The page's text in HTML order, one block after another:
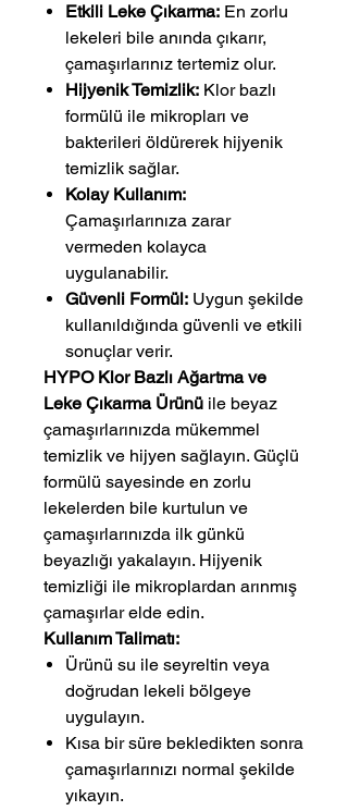
Etkili Leke Çıkarma: En zorlu
lekeleri bile anında çıkarır,
çamaşırlarınız tertemiz olur.
Hijyenik Temizlik: Klor bazlı
formülü ile mikropları ve
bakterileri öldürerek hijyenik
temizlik sağlar.
Kolay Kullanım:
Çamaşırlarınıza zarar
vermeden kolayca
uygulanabilir.
Güvenli Formül: Uygun şekilde
kullanıldığında güvenli ve etkili
sonuçlar verir.
HYPO Klor Bazlı Ağartma ve
Leke Çıkarma Ürünü ile beyaz
çamaşırlarınızda mükemmel
temizlik ve hijyen sağlayın. Güçlü
formülü sayesinde en zorlu
lekelerden bile kurtulun ve
çamaşırlarınızda ilk günkü
beyazlığı yakalayın. Hijyenik
temizliği ile mikroplardan arınmış
çamaşırlar elde edin.
Kullanım Talimatı:
Ürünü su ile seyreltin veya
doğrudan lekeli bölgeye
uygulayın.
Kısa bir süre bekledikten sonra
çamaşırlarınızı normal şekilde
yıkayın.